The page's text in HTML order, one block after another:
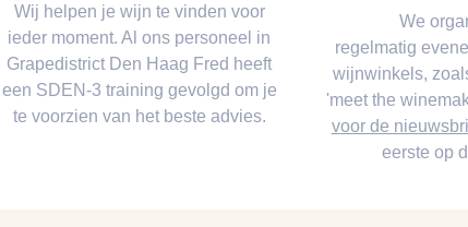
Wij helpen je wijn te vinden voor
ieder moment. Al ons personeel in
Grapedistrict Den Haag Fred heeft
een SDEN-3 training gevolgd om je
te voorzien van het beste advies.
We
regelmatig
wijnwinkels,
'meet the
voor de
eerste op